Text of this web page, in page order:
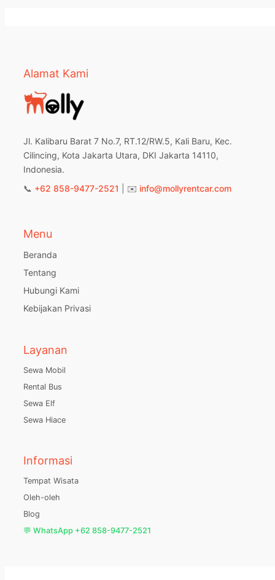
Alamat Kami
Jl. Kalibaru Barat 7 No.7, RT.12/RW.5, Kali Baru, Kec.
Cilincing, Kota Jakarta Utara, DKI Jakarta 14110,
Indonesia.
📞 +62 858-9477-2521 | ✉️ info@mollyrentcar.com
Menu
Beranda
Tentang
Hubungi Kami
Kebijakan Privasi
Layanan
Sewa Mobil
Rental Bus
Sewa Elf
Sewa Hiace
Informasi
Tempat Wisata
Oleh-oleh
Blog
💬 WhatsApp +62 858-9477-2521